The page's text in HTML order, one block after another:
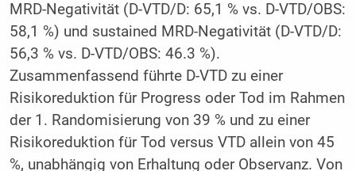
MRD-Negativität (D-VTD/D: 65,1 % vs. D-VTD/OBS:
58,1 %) und sustained MRD-Negativität (D-VTD/D:
56,3 % vs. D-VTD/OBS: 46.3 %).
Zusammenfassend führte D-VTD zu einer
Risikoreduktion für Progress oder Tod im Rahmen
der 1. Randomisierung von 39 % und zu einer
Risikoreduktion für Tod versus VTD allein von 45
%, unabhängig von Erhaltung oder Observanz. Von